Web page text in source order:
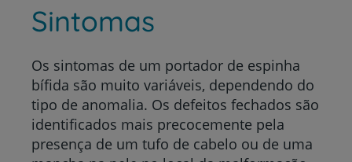
Sintomas
Os sintomas de um portador de espinha
bífida são muito variáveis, dependendo do
tipo de anomalia. Os defeitos fechados são
identificados mais precocemente pela
presença de um tufo de cabelo ou de uma